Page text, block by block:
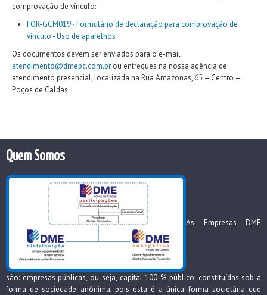
comprovação de vínculo:
FOR-GCM019 - Formulário de declaração para comprovação de
vínculo - Uso de aparelhos
Os documentos devem ser enviados para o e-mail
atendimento@dmepc.com.br ou entregues na nossa agência de
atendimento presencial, localizada na Rua Amazonas, 65 – Centro –
Poços de Caldas.
Quem Somos
As Empresas DME
são: empresas públicas, ou seja, capital 100 % público; constituídas sob a
forma de sociedade anônima, pois esta é a única forma societária que